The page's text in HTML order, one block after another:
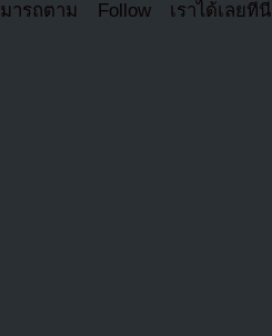
มารถตาม Follow เราได้เลยที่นี่